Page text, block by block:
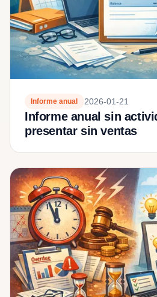
Informe anual 2026-01-21
Informe anual sin
presentar sin ventas